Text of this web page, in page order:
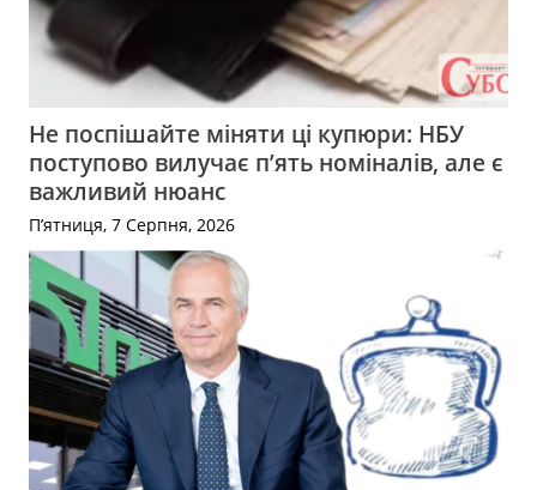
Не поспішайте міняти ці купюри: НБУ
поступово вилучає п’ять номіналів, але є
важливий нюанс
П’ятниця, 7 Серпня, 2026